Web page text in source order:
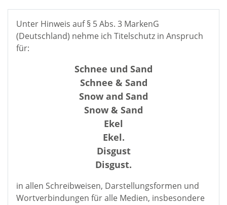
Unter Hinweis auf § 5 Abs. 3 MarkenG
(Deutschland) nehme ich Titelschutz in Anspruch
für:
Schnee und Sand
Schnee & Sand
Snow and Sand
Snow & Sand
Ekel
Ekel.
Disgust
Disgust.
in allen Schreibweisen, Darstellungsformen und
Wortverbindungen für alle Medien, insbesondere